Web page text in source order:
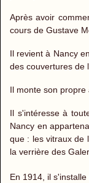
Après avoir
cours de Gustave
Il revient à Nancy
des couvertures de
Il monte son
Il s'intéresse à
Nancy en
que : les vitraux de
la verrière des
En 1914, il